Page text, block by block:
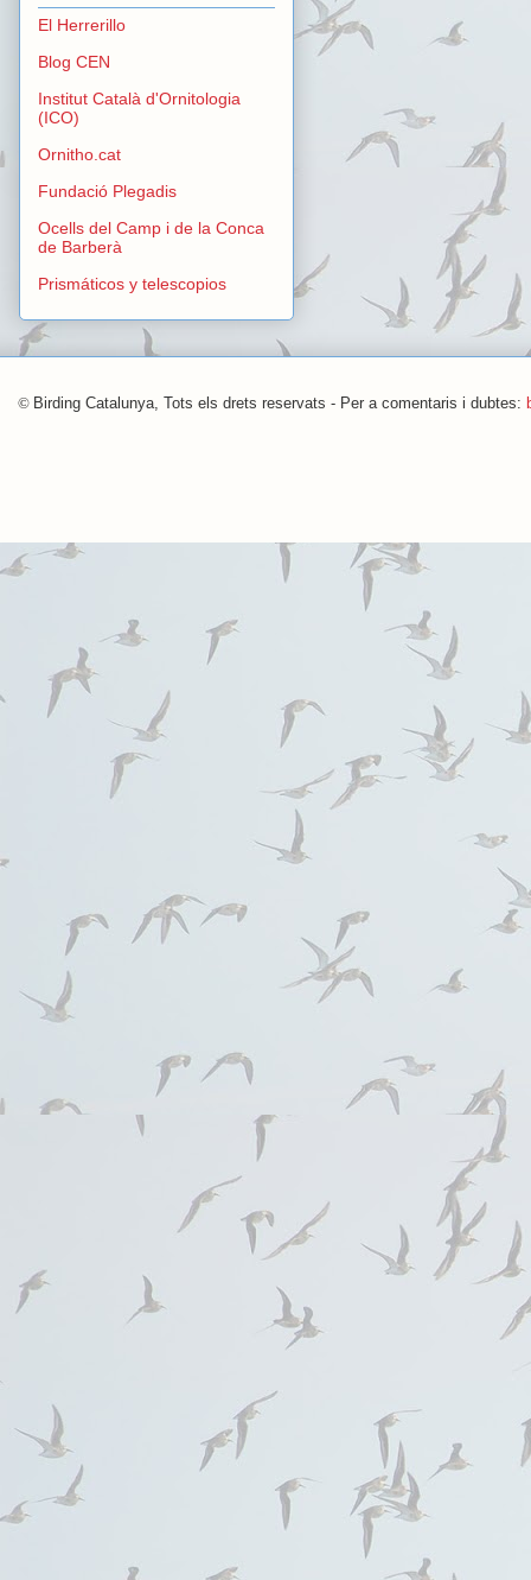
El Herrerillo
Blog CEN
Institut Català d'Ornitologia
(ICO)
Ornitho.cat
Fundació Plegadis
Ocells del Camp i de la Conca
de Barberà
Prismáticos y telescopios
© Birding Catalunya, Tots els drets reservats - Per a comentaris i dubtes: